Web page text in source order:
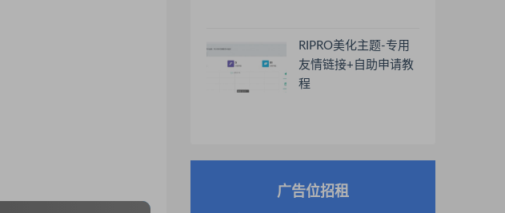
RIPRO美化主题-专用
友情链接+自助申请教
程
广告位招租